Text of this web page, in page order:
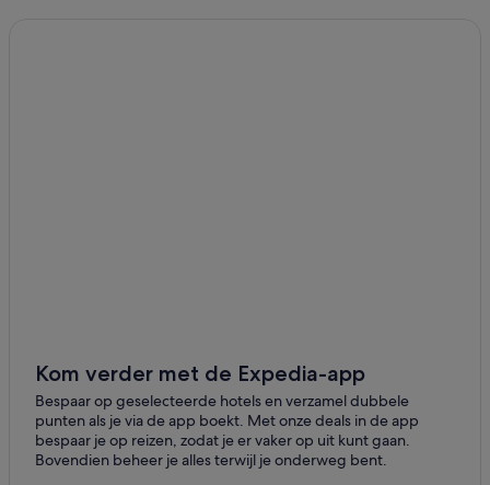
Hotels in Punda
Hotels in Zeelandia
Hotels in de buurt van Koningin Emmabrug
Hotels in de buurt van Curaçao Sea Aquarium
Kom verder met de Expedia-app
Bespaar op geselecteerde hotels en verzamel dubbele
punten als je via de app boekt. Met onze deals in de app
bespaar je op reizen, zodat je er vaker op uit kunt gaan.
Bovendien beheer je alles terwijl je onderweg bent.